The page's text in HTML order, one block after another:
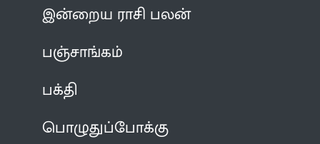
இன்றைய ராசி பலன்
பஞ்சாங்கம்
பக்தி
பொழுதுப்போக்கு